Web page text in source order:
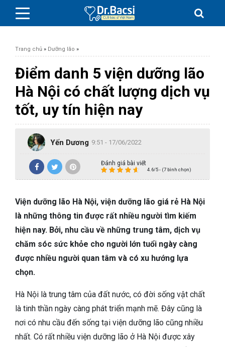
BỆNH DA LIỄU
BỆNH PHỤ KHOA
BỆNH XƯƠNG KHỚP
SỨC KHỎE GIỚI TÍNH
TAI – MŨI – HỌNG
TIÊU HÓA
DA LIỄU THẨM MỸ
Trang chủ » Dưỡng lão »
Điểm danh 5 viện dưỡng lão
Hà Nội có chất lượng dịch vụ
tốt, uy tín hiện nay
Yến Dương 9:51 - 17/06/2022
Đánh giá bài viết
4.6/5 - (7 bình chọn)
Viện dưỡng lão Hà Nội, viện dưỡng lão giá rẻ Hà Nội
là những thông tin được rất nhiều người tìm kiếm
hiện nay. Bởi, nhu cầu về những trung tâm, dịch vụ
chăm sóc sức khỏe cho người lớn tuổi ngày càng
được nhiều người quan tâm và có xu hướng lựa
chọn.
Hà Nội là trung tâm của đất nước, có đời sống vật chất
là tinh thần ngày càng phát triển mạnh mẽ. Đây cũng là
nơi có nhu cầu đến sống tại viện dưỡng lão cũng nhiều
nhất. Có rất nhiều viện dưỡng lão ở Hà Nội được xây